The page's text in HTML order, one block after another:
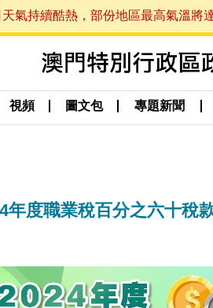
氣持續酷熱，部份地區最高氣溫
視頻 圖文包 專題新聞
年度職業稅百分之六十稅